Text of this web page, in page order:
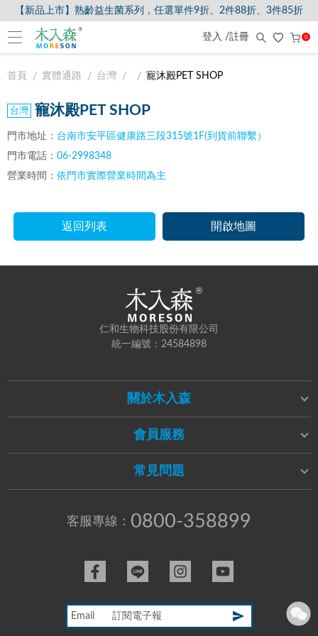
【新品上市】熟齡益生菌系列，任選單件9折、2件88折、3件85折
登入 /註冊 0
首頁 實體通路 台灣 寵沐殿PET SHOP
寵沐殿PET SHOP
門市地址： 台南市安平區健康路三段315號1F(到貨前聯繫）
門市電話： 06-2998348
營業時間： 依門市實際營業時間為主
返回列表 開啟地圖
仁和生物科技股份有限公司
統一編號：24584898
關於木入森
會員服務
常見問題
客服專線： 0800-358899
Email